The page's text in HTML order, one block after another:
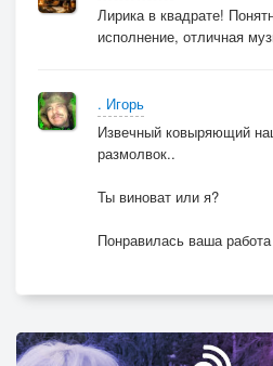
Лирика в квадрате!
исполнение, отличная
. Игорь
Извечный ковыряющий
размолвок..
Ты виноват или я?
Понравилась ваша